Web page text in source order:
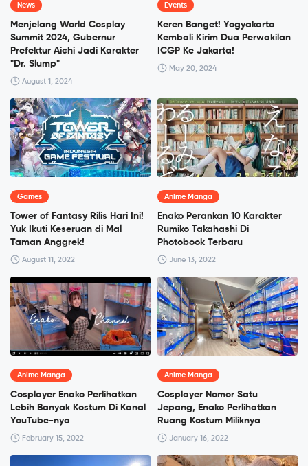
News
Menjelang World Cosplay
Summit 2024, Gubernur
Prefektur Aichi Jadi Karakter
"Dr. Slump"
August 1, 2024
Events
Keren Banget! Yogyakarta
Kembali Kirim Dua Perwakilan
ICGP Ke Jakarta!
May 20, 2024
Games
Tower of Fantasy Rilis Hari Ini!
Yuk Ikuti Keseruan di Mal
Taman Anggrek!
August 11, 2022
Anime Manga
Enako Perankan 10 Karakter
Rumiko Takahashi Di
Photobook Terbaru
June 13, 2022
Anime Manga
Cosplayer Enako Perlihatkan
Lebih Banyak Kostum Di Kanal
YouTube-nya
February 15, 2022
Anime Manga
Cosplayer Nomor Satu
Jepang, Enako Perlihatkan
Ruang Kostum Miliknya
January 16, 2022